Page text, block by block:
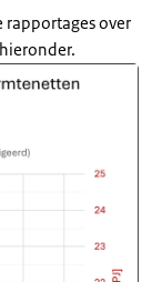
rapportages over